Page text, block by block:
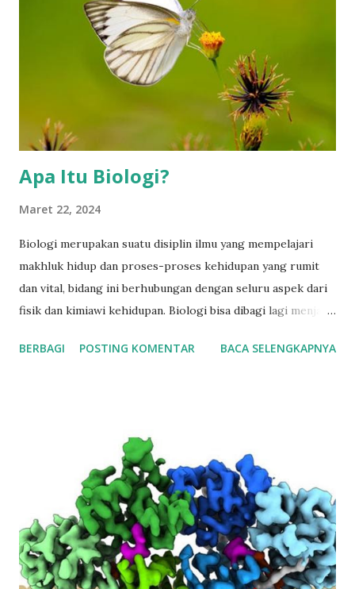
( adenosine triphosphate ) dan NADPH ( nicotinamide
adenine dinucleotide phosphate ). Reaksi terang
menghasilkan zat antara berupa ATP dan NADPH yang
kemudian digunakan dalam reaksi gelap atau siklus Calvin.
Dalam reaksi gelap, karbon dioksida (CO2) dari udara diubah
menjadi molekul organik kompleks seperti glukosa melalui
seran...
Apa Itu Biologi?
Maret 22, 2024
Biologi merupakan suatu disiplin ilmu yang mempelajari
makhluk hidup dan proses-proses kehidupan yang rumit
dan vital, bidang ini berhubungan dengan seluru aspek dari
fisik dan kimiawi kehidupan. Biologi bisa dibagi lagi menjadi
penelitian. Jadi, meskipun sudah menjadi kebiasaan untuk
semua makhluk hidup memiliki kesamaan dalam hal
fenomena biologis - misalnya, berbagai cara reproduksi,
pembelahan sel, dan transmisi materi genetik. Beberapa
poin penting tentang kajian Biologi terdiri atas: 1.
Organisme Hidup Biologi mempelajari semua organisme
yang terdiri atas mikroorganisme seperti bakteri dan virus,
tumbuhan, hewan, dan manusia. 2. Genetika Salah satu
BERBAGI POSTING KOMENTAR BACA SELENGKAPNYA